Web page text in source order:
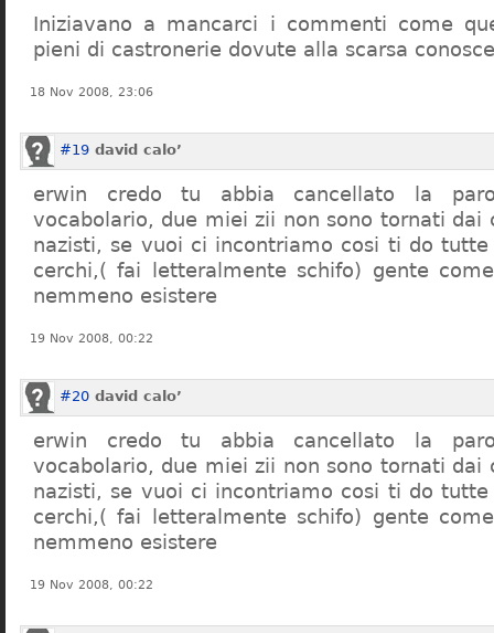
Iniziavano a mancarci i commenti come
pieni di castronerie dovute alla scarsa
18 Nov 2008, 23:06
#19 david calo’
erwin credo tu abbia cancellato la
vocabolario, due miei zii non sono tornati dai
nazisti, se vuoi ci incontriamo cosi ti do tutte
cerchi,( fai letteralmente schifo) gente
nemmeno esistere
19 Nov 2008, 00:22
#20 david calo’
erwin credo tu abbia cancellato la
vocabolario, due miei zii non sono tornati dai
nazisti, se vuoi ci incontriamo cosi ti do tutte
cerchi,( fai letteralmente schifo) gente
nemmeno esistere
19 Nov 2008, 00:22